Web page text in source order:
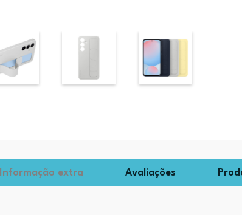
Informação extra Avaliações